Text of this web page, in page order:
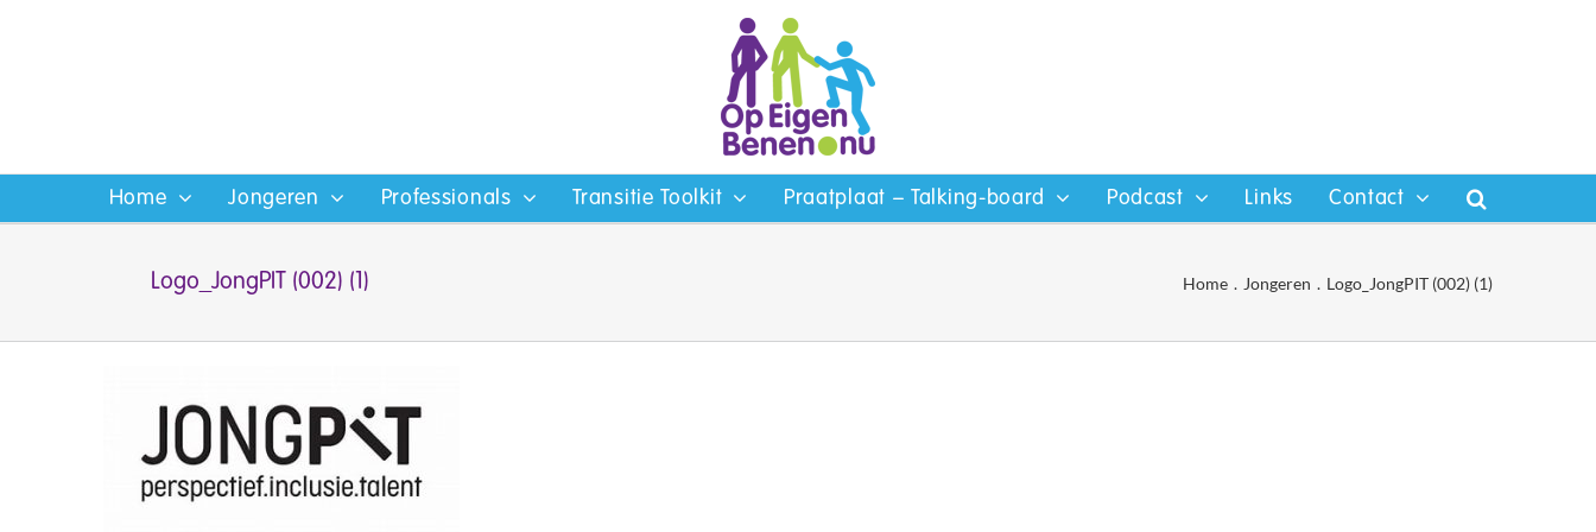
Home Jongeren Professionals Transitie Toolkit Praatplaat – Talking-board Podcast Links Contact
Logo_JongPIT (002) (1) Home Jongeren Logo_JongPIT (002) (1)